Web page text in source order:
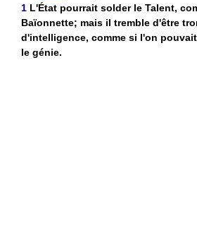
1 L'État pourrait solder le Talent,
Baïonnette; mais il tremble d'être
d'intelligence, comme si l'on
le génie.